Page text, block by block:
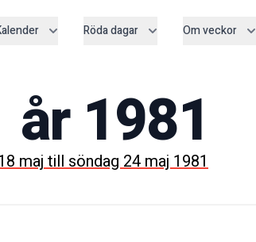
Röda dagar Om veckor
år 1981
maj tillsöndag 24 maj 1981